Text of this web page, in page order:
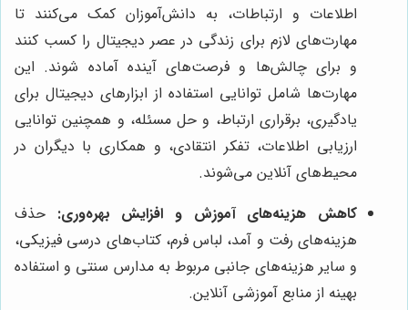
اطلاعات و ارتباطات، به دانش‌آموزان کمک می‌کنند تا
مهارت‌های لازم برای زندگی در عصر دیجیتال را کسب کنند
و برای چالش‌ها و فرصت‌های آینده آماده شوند. این
مهارت‌ها شامل توانایی استفاده از ابزارهای دیجیتال برای
یادگیری، برقراری ارتباط، و حل مسئله، و همچنین توانایی
ارزیابی اطلاعات، تفکر انتقادی، و همکاری با دیگران در
محیط‌های آنلاین می‌شوند.
کاهش هزینه‌های آموزش و افزایش بهره‌وری: حذف
هزینه‌های رفت و آمد، لباس فرم، کتاب‌های درسی فیزیکی،
و سایر هزینه‌های جانبی مربوط به مدارس سنتی و استفاده
بهینه از منابع آموزشی آنلاین.